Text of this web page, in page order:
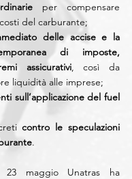
per compensare
del carburante;
delle accise e la
di imposte,
assicurativi, così da
liquidità alle imprese;
sull’applicazione del fuel
contro le speculazioni
.
23 maggio Unatras ha